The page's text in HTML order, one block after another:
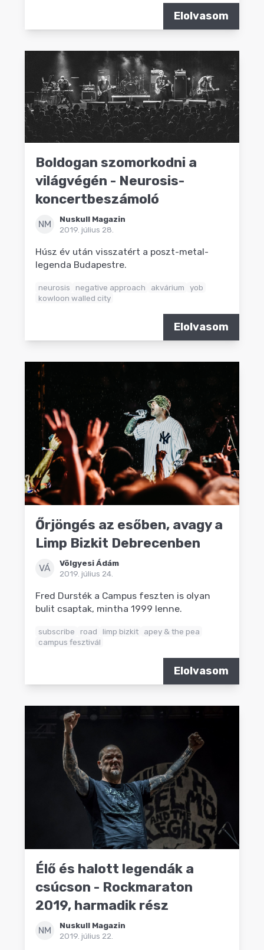
Elolvasom
Boldogan szomorkodni a
világvégén - Neurosis-
koncertbeszámoló
NM
Nuskull Magazin
2019. július 28.
Húsz év után visszatért a poszt-metal-
legenda Budapestre.
neurosis negative approach akvárium
yob
kowloon walled city
Elolvasom
Őrjöngés az esőben, avagy a
Limp Bizkit Debrecenben
VÁ
Völgyesi Ádám
2019. július 24.
Fred Dursték a Campus feszten is olyan
bulit csaptak, mintha 1999 lenne.
subscribe road limp bizkit
apey & the pea
campus fesztivál
Elolvasom
Élő és halott legendák a
csúcson - Rockmaraton
2019, harmadik rész
NM
Nuskull Magazin
2019. július 22.